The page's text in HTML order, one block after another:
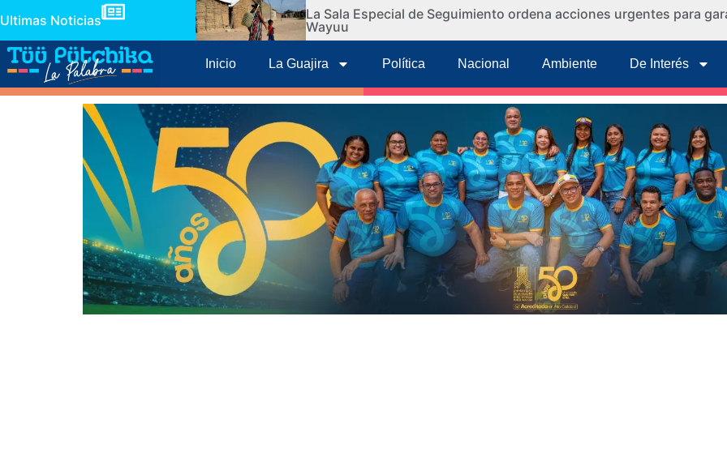
Ultimas Noticias
La Sala Especial de Seguimiento ordena acciones urgentes para
Wayuu
Inicio La Guajira Política Nacional Ambiente De Interés